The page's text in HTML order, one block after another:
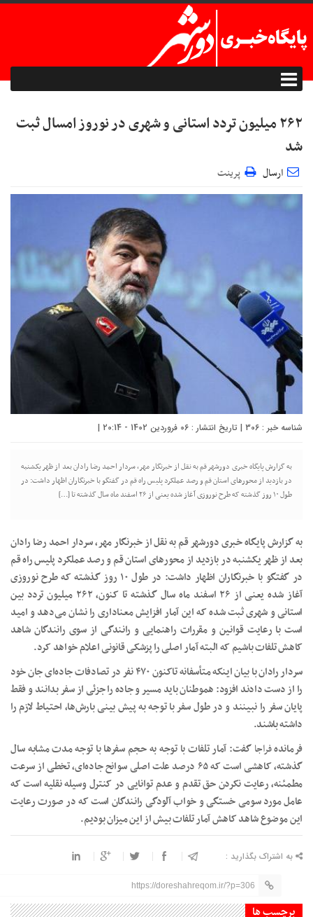
۲۶۲ میلیون تردد استانی و شهری در نوروز امسال ثبت
شد
ارسال پرینت
شناسه خبر : 306 | تاریخ انتشار : 06 فروردین 1402 - 20:14 |
به گزارش پایگاه خبری دورشهر قم به نقل از خبرنگار مهر، سردار احمد رضا رادان بعد از ظهر یکشنبه
در بازدید از محورهای استان قم و رصد عملکرد پلیس راه قم در گفتگو با خبرنگاران اظهار داشت: در
طول ۱۰ روز گذشته که طرح نوروزی آغاز شده یعنی از ۲۶ اسفند ماه سال گذشته تا […]
به گزارش پایگاه خبری دورشهر قم به نقل از خبرنگار مهر، سردار احمد رضا رادان
بعد از ظهر یکشنبه در بازدید از محورهای استان قم و رصد عملکرد پلیس راه قم
در گفتگو با خبرنگاران اظهار داشت: در طول ۱۰ روز گذشته که طرح نوروزی
آغاز شده یعنی از ۲۶ اسفند ماه سال گذشته تا کنون، ۲۶۲ میلیون تردد بین
استانی و شهری ثبت شده که این آمار افزایش معناداری را نشان می‌دهد و امید
است با رعایت قوانین و مقررات راهنمایی و رانندگی از سوی رانندگان شاهد
کاهش تلفات باشیم که البته آمار اصلی را پزشکی قانونی اعلام خواهد کرد.
سردار رادان با بیان اینکه متأسفانه تاکنون ۴۷۰ نفر در تصادفات جاده‌ای جان خود
را از دست دادند افزود: هموطنان باید مسیر و جاده را جزئی از سفر بدانند و فقط
پایان سفر را نبینند و در طول سفر با توجه به پیش بینی بارش‌ها، احتیاط لازم را
داشته باشند.
فرماندهفراجا گفت: آمار تلفات با توجه به حجم سفرها با توجه مدت مشابه سال
گذشته، کاهشی است که ۶۵ درصد علت اصلی سوانح جاده‌ای، تخطی از سرعت
مطمئنه، رعایت نکردن حق تقدم و عدم توانایی در کنترل وسیله نقلیه است که
عامل مورد سومی خستگی و خواب آلودگی رانندگان است که در صورت رعایت
این موضوع شاهد کاهش آمار تلفات بیش از این میزان بودیم.
به اشتراک بگذارید :
https://doreshahreqom.ir/?p=306
برچسب ها